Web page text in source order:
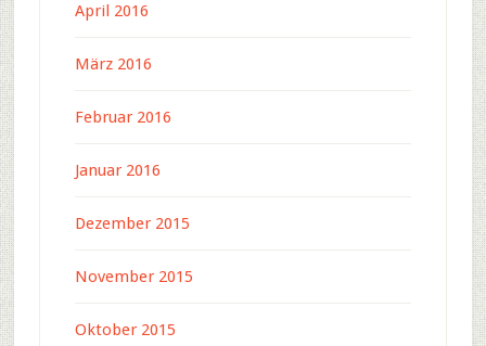
April 2016
März 2016
Februar 2016
Januar 2016
Dezember 2015
November 2015
Oktober 2015